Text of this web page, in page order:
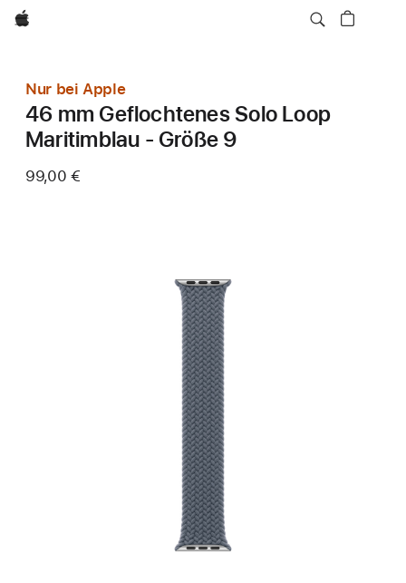
Apple
Nur bei Apple
46 mm Geflochtenes Solo Loop
Maritimblau - Größe 9
99,00 €